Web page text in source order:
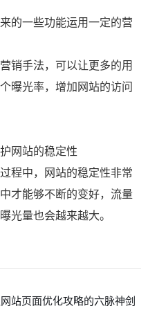
的一些功能运用一定的营
销手法，可以让更多的用
曝光率，增加网站的访问
网站的稳定性
程中，网站的稳定性非常
才能够不断的变好，流量
光量也会越来越大。
站页面优化攻略的六脉神剑